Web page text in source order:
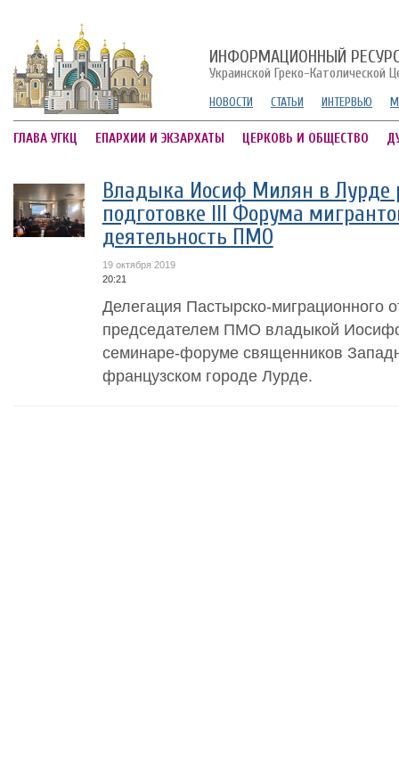
ИНФОРМАЦИОННЫЙ
Украинской Греко-Католической
НОВОСТИ СТАТЬИ ИНТЕРВЬЮ
ГЛАВА УГКЦ ЕПАРХИИ И ЭКЗАРХАТЫ ЦЕРКОВЬ И ОБЩЕСТВО
Владыка Иосиф Милян в Лурде
подготовке III Форума
деятельность ПМО
19 октября 2019
20:21
Делегация Пастырско-миграционного
председателем ПМО владыкой
семинаре-форуме священников
французском городе Лурде.